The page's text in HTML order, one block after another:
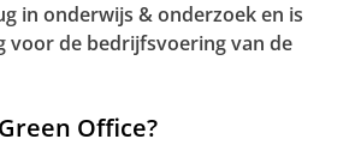
in onderwijs & onderzoek en is
voor de bedrijfsvoering van de
Office?